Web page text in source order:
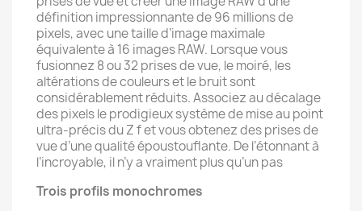
définition impressionnante de 96 millions de
pixels, avec une taille d’image maximale
équivalente à 16 images RAW. Lorsque vous
fusionnez 8 ou 32 prises de vue, le moiré, les
altérations de couleurs et le bruit sont
considérablement réduits. Associez au décalage
des pixels le prodigieux système de mise au point
ultra-précis du Z f et vous obtenez des prises de
vue d’une qualité époustouflante. De l’étonnant à
l’incroyable, il n’y a vraiment plus qu’un pas
Trois profils monochromes